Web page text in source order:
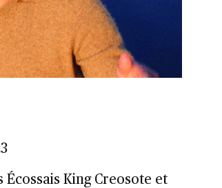
King Creosote et